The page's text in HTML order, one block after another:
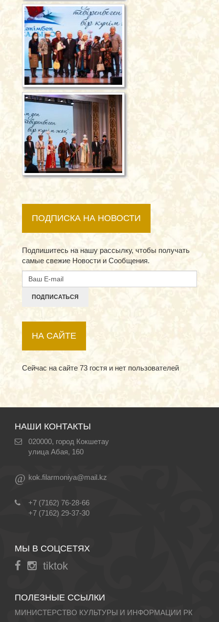
ПОДПИСКА НА НОВОСТИ
Подпишитесь на нашу рассылку, чтобы получать
самые свежие Новости и Сообщения.
ПОДПИСАТЬСЯ
НА САЙТЕ
Сейчас на сайте 73 гостя и нет пользователей
НАШИ КОНТАКТЫ
020000, город Кокшетау
улица Абая, 160
@ kok.filarmoniya@mail.kz
+7 (7162) 76-28-66
+7 (7162) 29-37-30
МЫ В СОЦСЕТЯХ
tiktok
ПОЛЕЗНЫЕ ССЫЛКИ
МИНИСТЕРСТВО КУЛЬТУРЫ И ИНФОРМАЦИИ РК